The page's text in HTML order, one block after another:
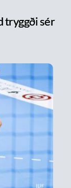
tryggði sér